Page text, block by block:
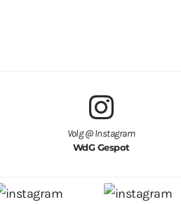
Volg @ Instagram
WdG Gespot